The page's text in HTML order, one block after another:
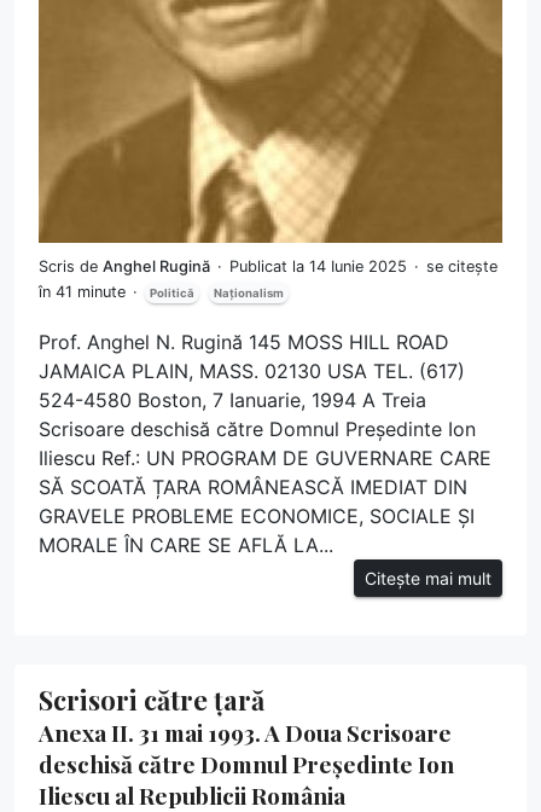
Scris de Anghel Rugină Publicat la 14 Iunie 2025
se citește
în 41 minute
Politică Naționalism
Prof. Anghel N. Rugină 145 MOSS HILL ROAD
JAMAICA PLAIN, MASS. 02130 USA TEL. (617)
524-4580 Boston, 7 Ianuarie, 1994 A Treia
Scrisoare deschisă către Domnul Președinte Ion
Iliescu Ref.: UN PROGRAM DE GUVERNARE CARE
SĂ SCOATĂ ȚARA ROMÂNEASCĂ IMEDIAT DIN
GRAVELE PROBLEME ECONOMICE, SOCIALE ȘI
MORALE ÎN CARE SE AFLĂ LA...
Citește mai mult
Scrisori către țară
Anexa II. 31 mai 1993. A Doua Scrisoare
deschisă către Domnul Președinte Ion
Iliescu al Republicii România